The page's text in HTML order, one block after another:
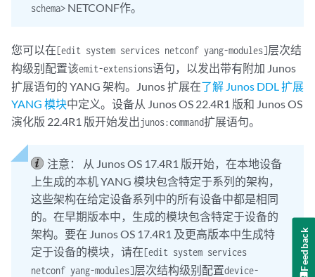
schema> NETCONF作。
您可以在[edit system services netconf yang-modules]层次结
构级别配置该emit-extensions语句，以发出带有附加 Junos
扩展语句的 YANG 架构。Junos 扩展在了解 Junos DDL 扩展
YANG 模块中定义。设备从 Junos OS 22.4R1 版和 Junos OS
演化版 22.4R1 版开始发出junos:command扩展语句。
注意：
从 Junos OS 17.4R1 版开始，在本地设备
上生成的本机 YANG 模块包含特定于系列的架构，
这些架构在给定设备系列中的所有设备中都是相同
的。在早期版本中，生成的模块包含特定于设备的
架构。要在 Junos OS 17.4R1 及更高版本中生成特
定于设备的模块，请在[edit system services
netconf yang-modules]层次结构级别配置device-
Feedback